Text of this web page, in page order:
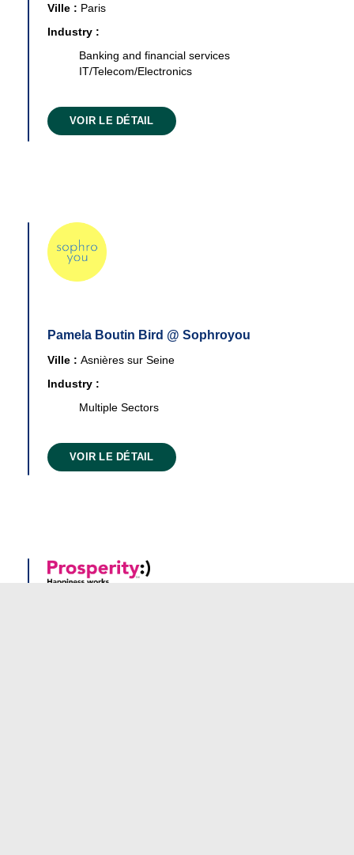
Ville : Paris
Industry :
Banking and financial services
IT/Telecom/Electronics
VOIR LE DÉTAIL
Pamela Boutin Bird @ Sophroyou
Ville : Asnières sur Seine
Industry :
Multiple Sectors
VOIR LE DÉTAIL